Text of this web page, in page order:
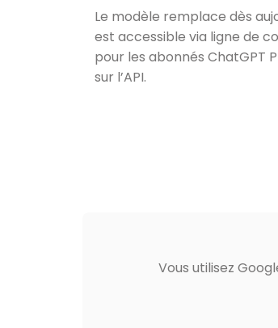
Le modèle remplace dès
est accessible via ligne de
pour les abonnés ChatGPT
sur l’API.
Vous utilisez